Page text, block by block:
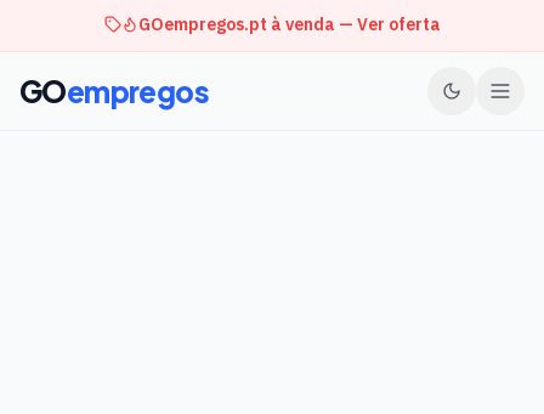
GOempregos.pt à venda — Ver oferta
GOempregos